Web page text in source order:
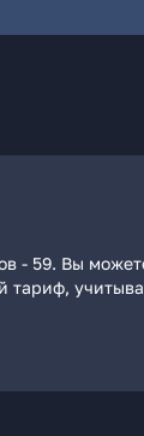
- 59. Вы
тариф,